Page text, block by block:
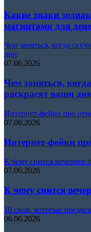
Какие знаки
магнитами для
Чем заняться, когда
дни
07.06.2026
Чем заняться,
раскрасят ваши
Интернет-фейки про
07.06.2026
Интернет-фейки
К чему снится вечернее
07.06.2026
К чему снится
10 снов, которые
06.06.2026